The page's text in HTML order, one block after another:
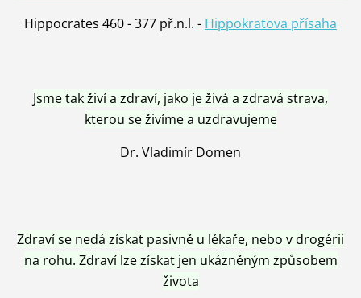
Hippocrates 460 - 377 př.n.l. - Hippokratova přísaha
Jsme tak živí a zdraví, jako je živá a zdravá strava,
kterou se živíme a uzdravujeme
Dr. Vladimír Domen
Zdraví se nedá získat pasivně u lékaře, nebo v drogérii
na rohu. Zdraví lze získat jen ukázněným způsobem
života